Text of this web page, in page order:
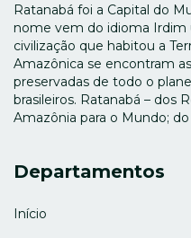
Ratanabá foi a Capital do
nome vem do idioma Irdim
civilização que habitou a
Amazônica se encontram
preservadas de todo o
brasileiros. Ratanabá – dos
Amazônia para o Mundo;
Departamentos
Início